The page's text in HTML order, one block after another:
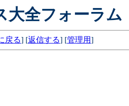
大全フォーラム
戻る] [返信する] [管理用]